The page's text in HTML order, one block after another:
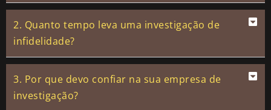
2. Quanto tempo leva uma investigação de
infidelidade?
3. Por que devo confiar na sua empresa de
investigação?